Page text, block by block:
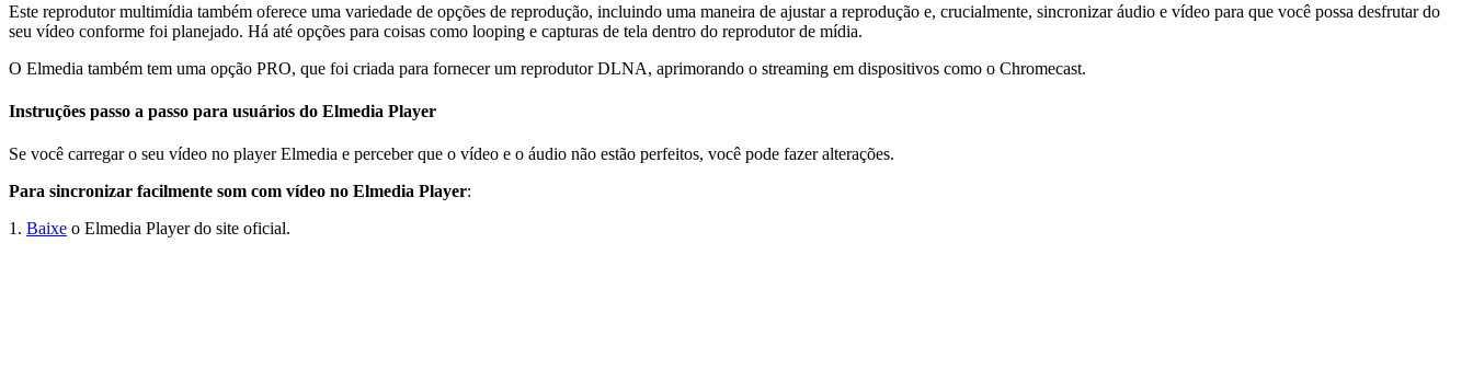
Este reprodutor multimídia também oferece uma variedade de opções de reprodução, incluindo uma maneira de ajustar a reprodução e, crucialmente, sincronizar áudio e vídeo para que você possa desfrutar do
seu vídeo conforme foi planejado. Há até opções para coisas como looping e capturas de tela dentro do reprodutor de mídia.
O Elmedia também tem uma opção PRO, que foi criada para fornecer um reprodutor DLNA, aprimorando o streaming em dispositivos como o Chromecast.
Instruções passo a passo para usuários do Elmedia Player
Se você carregar o seu vídeo no player Elmedia e perceber que o vídeo e o áudio não estão perfeitos, você pode fazer alterações.
Para sincronizar facilmente som com vídeo no Elmedia Player:
1. Baixe o Elmedia Player do site oficial.